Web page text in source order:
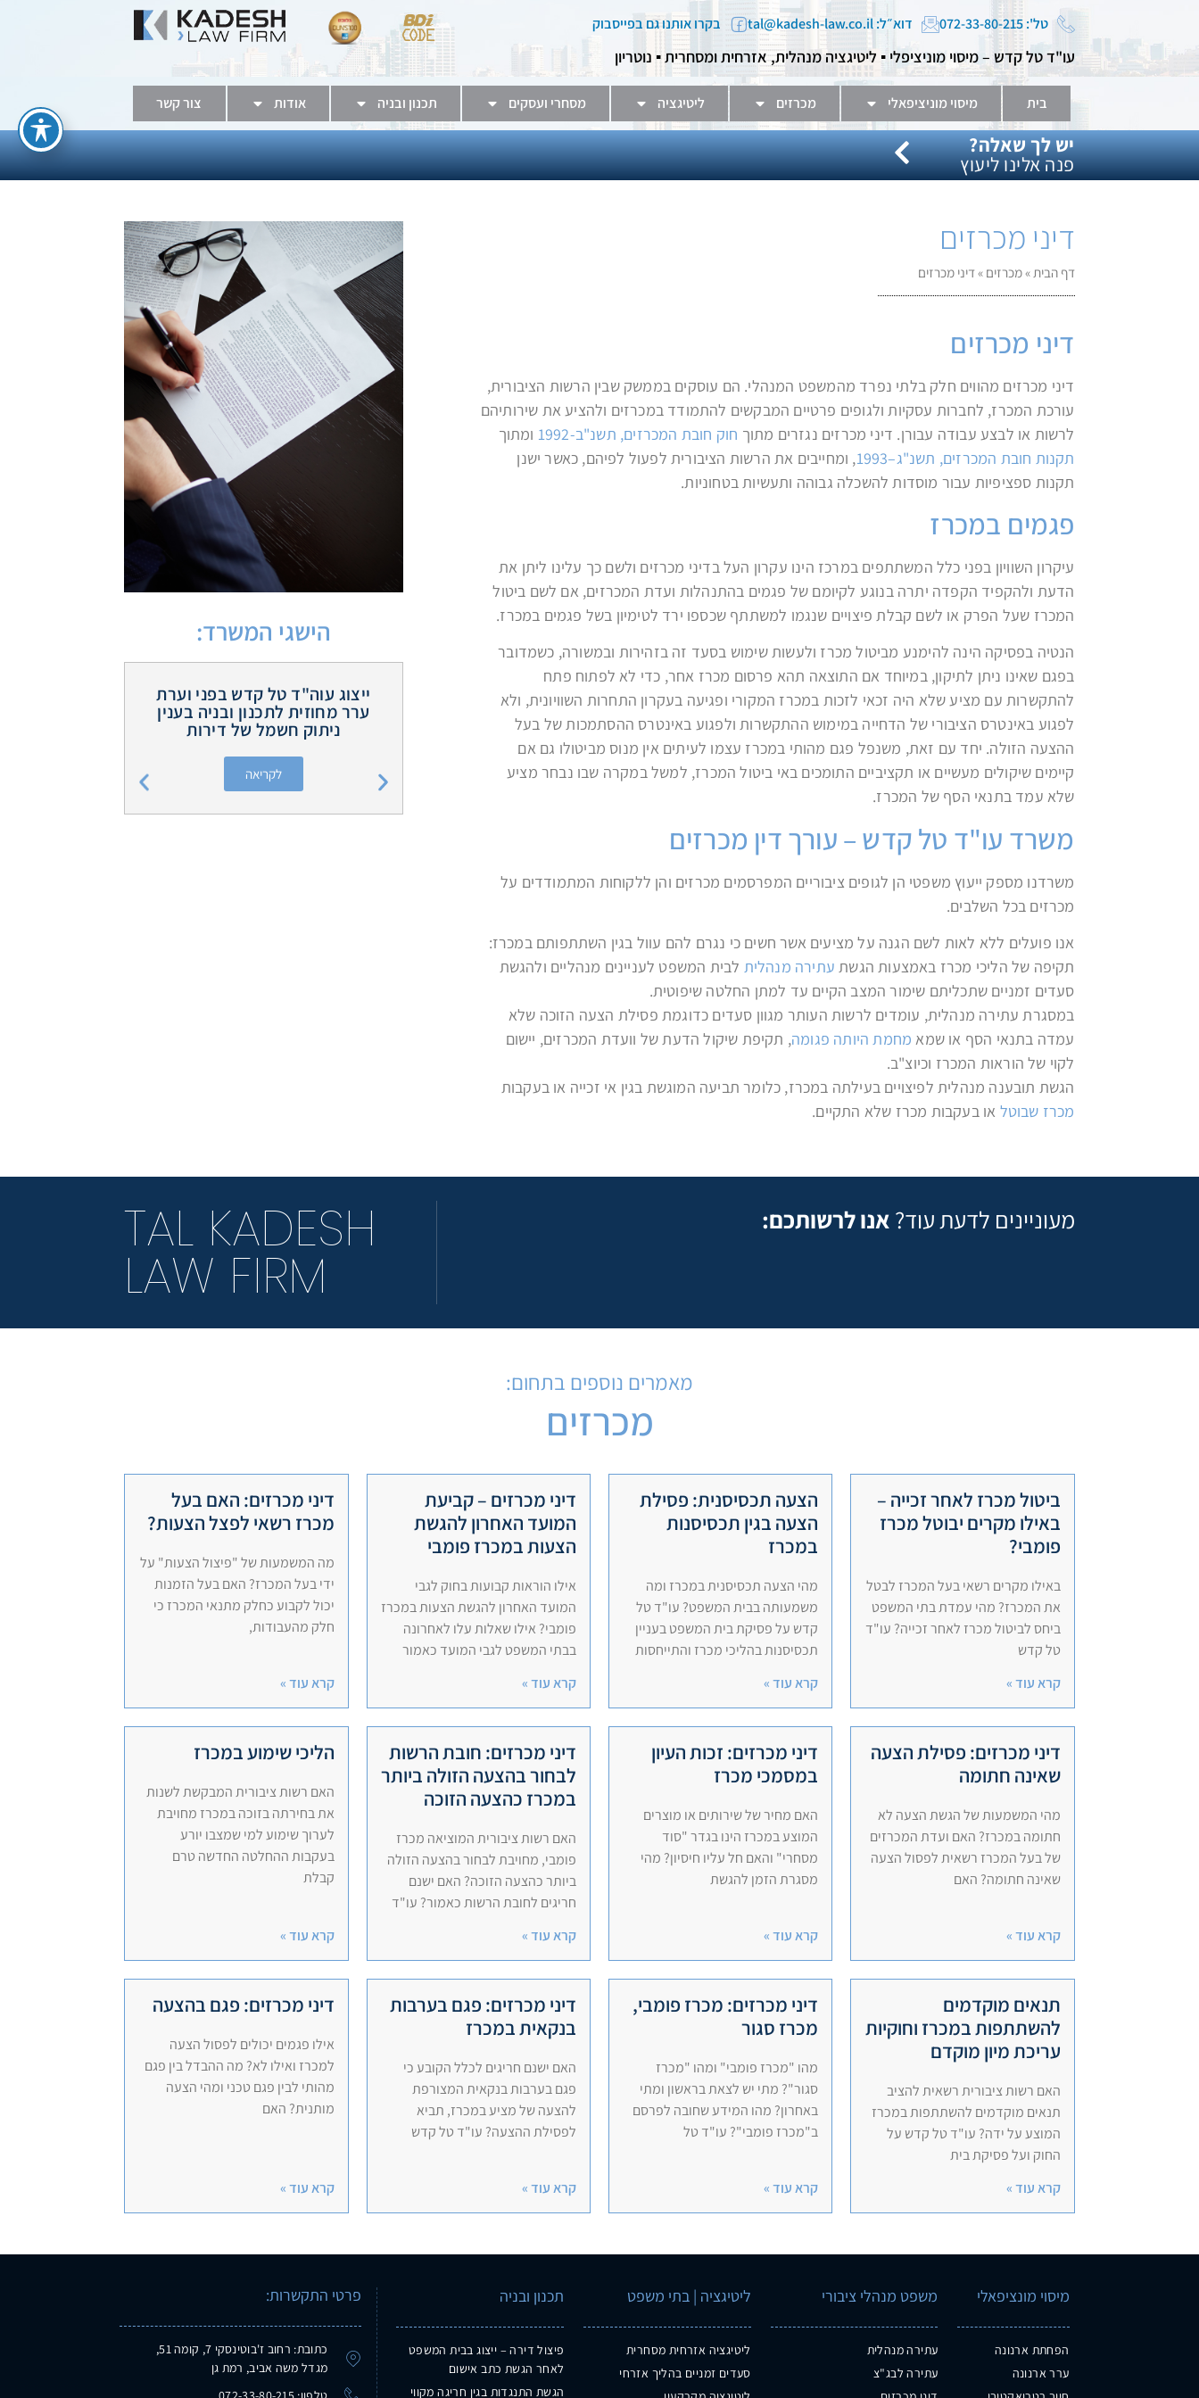
טל': 072-33-80-215 דוא״ל: tal@kadesh-law.co.il בקרו אותנו גם בפייסבוק
עו"ד טל קדש – מיסוי מוניציפלי ▪️ ליטיגציה מנהלית, אזרחית ומסחרית ▪️ נוטריון
בית מיסוי מוניציפאלי מכרזים ליטיגציה מסחרי ועסקים תכנון ובניה אודות צור קשר
יש לך שאלה?
פנה אלינו ליעוץ
דיני מכרזים
דף הבית »מכרזים »דיני מכרזים
דיני מכרזים
דיני מכרזים מהווים חלק בלתי נפרד מהמשפט המנהלי. הם עוסקים בממשק שבין הרשות הציבורית,
עורכת המכרז, לחברות עסקיות ולגופים פרטיים המבקשים להתמודד במכרזים ולהציע את שירותיהם
לרשות או לבצע עבודה עבורן. דיני מכרזים נגזרים מתוך חוק חובת המכרזים, תשנ"ב-1992
ומתוך
תקנות חובת המכרזים, תשנ"ג–1993
, ומחייבים את הרשות הציבורית לפעול לפיהם, כאשר ישנן
תקנות ספציפיות עבור מוסדות להשכלה גבוהה ותעשיות בטחוניות.
פגמים במכרז
עיקרון השוויון בפני כלל המשתתפים במרכז הינו עקרון העל בדיני מכרזים ולשם כך עלינו ליתן את
הדעת ולהקפיד הקפדה יתרה בנוגע לקיומם של פגמים בהתנהלות ועדת המכרזים, אם לשם ביטול
המכרז שעל הפרק או לשם קבלת פיצויים שנגמו למשתתף שכספו ירד לטימיון בשל פגמים במכרז.
הנטיה בפסיקה הינה להימנע מביטול מכרז ולעשות שימוש בסעד זה בזהירות ובמשורה, כשמדובר
בפגם שאינו ניתן לתיקון, במיוחד אם התוצאה תהא פרסום מכרז אחר, כדי לא לפתוח פתח
להתקשרות עם מציע שלא היה זכאי לזכות במכרז המקורי ופגיעה בעקרון התחרות השוויונית, ולא
לפגוע באינטרס הציבורי של הדחייה במימוש ההתקשרות ולפגוע באינטרס ההסתמכות של בעל
ההצעה הזולה. יחד עם זאת, משנפל פגם מהותי במכרז עצמו לעיתים אין מנוס מביטולו גם אם
קיימים שיקולים מעשיים או תקציביים התומכים באי ביטול המכרז, למשל במקרה שבו נבחר מציע
שלא עמד בתנאי הסף של המכרז.
משרד עו"ד טל קדש – עורך דין מכרזים
משרדנו מספק ייעוץ משפטי הן לגופים ציבוריים המפרסמים מכרזים והן ללקוחות המתמודדים על
מכרזים בכל השלבים.
אנו פועלים ללא לאות לשם הגנה על מציעים אשר חשים כי נגרם להם עוול בגין השתתפותם במכרז:
תקיפה של הליכי מכרז באמצעות הגשת עתירה מנהלית לבית המשפט לעניינים מנהליים ולהגשת
סעדים זמניים שתכליתם שימור המצב הקיים עד למתן החלטה שיפוטית.
במסגרת עתירה מנהלית, עומדים לרשות העותר מגוון סעדים כדוגמת פסילת הצעה הזוכה שלא
עמדה בתנאי הסף או שמא מחמת היותה פגומה, תקיפת שיקול הדעת של וועדת המכרזים, יישום
לקוי של הוראות המכרז וכיוצ"ב.
הגשת תובענה מנהלית לפיצויים בעילתה במכרז, כלומר תביעה המוגשת בגין אי זכייה או בעקבות
מכרז שבוטל או בעקבות מכרז שלא התקיים.
הישגי המשרד:
פיצויים בסך עשרות אלפי
שקלים בגין הטרדה מינית
לקריאה
ייצוג עוה"ד טל קדש בפני וערת
ערר מחוזית לתכנון ובניה בענין
ניתוק חשמל של דירות
לקריאה
מעוניינים לדעת עוד? אנו לרשותכם: TAL KADESH
LAW FIRM
מאמרים נוספים בתחום:
מכרזים
ביטול מכרז לאחר זכייה –
באילו מקרים יבוטל מכרז
פומבי?
באילו מקרים רשאי בעל המכרז לבטל
את המכרז? מהי עמדת בתי המשפט
ביחס לביטול מכרז לאחר זכייה? עו"ד
טל קדש
קרא עוד »
הצעה תכסיסנית: פסילת
הצעה בגין תכסיסנות
במכרז
מהי הצעה תכסיסנית במכרז ומה
משמעותה בבית המשפט? עו"ד טל
קדש על פסיקת בית המשפט בעניין
תכסיסנות בהליכי מכרז והתייחסות
קרא עוד »
דיני מכרזים – קביעת
המועד האחרון להגשת
הצעות במכרז פומבי
אילו הוראות קבועות בחוק לגבי
המועד האחרון להגשת הצעות במכרז
פומבי? אילו שאלות עלו לאחרונה
בבתי המשפט לגבי המועד כאמור
קרא עוד »
דיני מכרזים: האם בעל
מכרז רשאי לפצל הצעות?
מה המשמעות של "פיצול הצעות" על
ידי בעל המכרז? האם בעל הזמנות
יכול לקבוע כחלק מתנאי המכרז כי
חלק מהעבודות,
קרא עוד »
דיני מכרזים: פסילת הצעה
שאינה חתומה
מהי המשמעות של הגשת הצעה לא
חתומה במכרז? האם ועדת המכרזים
של בעל המכרז רשאית לפסול הצעה
שאינה חתומה? האם
קרא עוד »
דיני מכרזים: זכות העיון
במסמכי מכרז
האם מחיר של שירותים או מוצרים
המוצע במכרז הינו בגדר "סוד
מסחרי" והאם חל עליו חיסיון? מהי
מסגרת הזמן להגשת
קרא עוד »
דיני מכרזים: חובת הרשות
לבחור בהצעה הזולה ביותר
במכרז כהצעה הזוכה
האם רשות ציבורית המוציאה מכרז
פומבי, מחויבת לבחור בהצעה הזולה
ביותר כהצעה הזוכה? האם ישנם
חריגים לחובת הרשות כאמור? עו"ד
קרא עוד »
הליכי שימוע במכרז
האם רשות ציבורית המבקשת לשנות
את בחירתה בזוכה במכרז מחויבת
לערוך שימוע למי שמצבו יורע
בעקבות ההחלטה החדשה טרם
קבלת
קרא עוד »
תנאים מוקדמים
להשתתפות במכרז וחוקיות
עריכת מיון מוקדם
האם רשות ציבורית רשאית להציב
תנאים מוקדמים להשתתפות במכרז
המוצע על ידה? עו"ד טל קדש על
החוק ועל פסיקת בית
קרא עוד »
דיני מכרזים: מכרז פומבי,
מכרז סגור
מהו "מכרז פומבי" ומהו "מכרז
סגור"? מתי יש לצאת בראשון ומתי
באחרון? מהו המידע שחובה לפרסם
ב"מכרז פומבי"? עו"ד טל
קרא עוד »
דיני מכרזים: פגם בערבות
בנקאית במכרז
האם ישנם חריגים לכלל הקובע כי
פגם בערבות בנקאית המצורפת
להצעה של מציע במכרז, תביא
לפסילת ההצעה? עו"ד טל קדש
קרא עוד »
דיני מכרזים: פגם בהצעה
אילו פגמים יכולים לפסול הצעה
למכרז ואילו לא? מה ההבדל בין פגם
מהותי לבין פגם טכני ומהי הצעה
מותנית? האם
קרא עוד »
מיסוי מונציפאלי
הפחתת ארנונה
ערר ארנונה
משפט מנהלי ציבורי
עתירה מנהלית
עתירה לבג"צ
ליטיגציה | בתי משפט
ליטיגציה אזרחית מסחרית
סעדים זמניים בהליך אזרחי
תכנון ובניה
פיצול דירה – ייצוג בבית המשפט
לאחר הגשת כתב אישום
הגשת התנגדות בגין חריגה מקווי
פרטי התקשרות:
כתובת: רחוב ז'בוטינסקי 7, קומה 51,
מגדל משה אביב, רמת גן